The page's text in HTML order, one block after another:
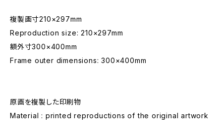
複製画寸210×297mm
Reproduction size: 210×297mm
額外寸300×400mm
Frame outer dimensions: 300×400mm
原画を複製した印刷物
Material : printed reproductions of the original artwork